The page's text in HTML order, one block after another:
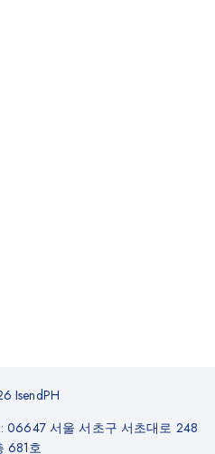
IsendPH
06647 서울 서초구 서초대로 248
681호